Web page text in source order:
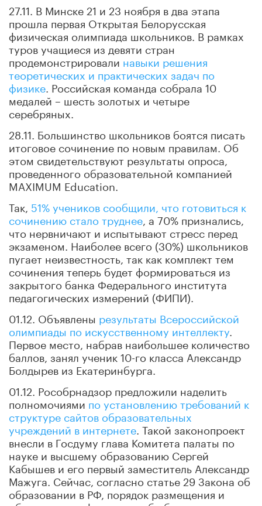
27.11. В Минске 21 и 23 ноября в два этапа
прошла первая Открытая Белорусская
физическая олимпиада школьников. В рамках
туров учащиеся из девяти стран
продемонстрировали навыки решения
теоретических и практических задач по
физике . Российская команда собрала 10
медалей – шесть золотых и четыре
серебряных.
28.11. Большинство школьников боятся писать
итоговое сочинение по новым правилам. Об
этом свидетельствуют результаты опроса,
проведенного образовательной компанией
MAXIMUM Education.
Так, 51% учеников сообщили, что готовиться к
сочинению стало труднее , а 70% признались,
что нервничают и испытывают стресс перед
экзаменом. Наиболее всего (30%) школьников
пугает неизвестность, так как комплект тем
сочинения теперь будет формироваться из
закрытого банка Федерального института
педагогических измерений (ФИПИ).
01.12. Объявлены результаты Всероссийской
олимпиады по искусственному интеллекту
Первое место, набрав наибольшее количество
баллов, занял ученик 10-го класса Александр
Болдырев из Екатеринбурга.
01.12. Рособрнадзор предложили наделить
полномочиямипо установлению требований к
структуре сайтов образовательных
учреждений в интернете . Такой законопроект
внесли в Госдуму глава Комитета палаты по
науке и высшему образованию Сергей
Кабышев и его первый заместитель Александр
Мажуга. Сейчас, согласно статье 29 Закона об
образовании в РФ, порядок размещения и